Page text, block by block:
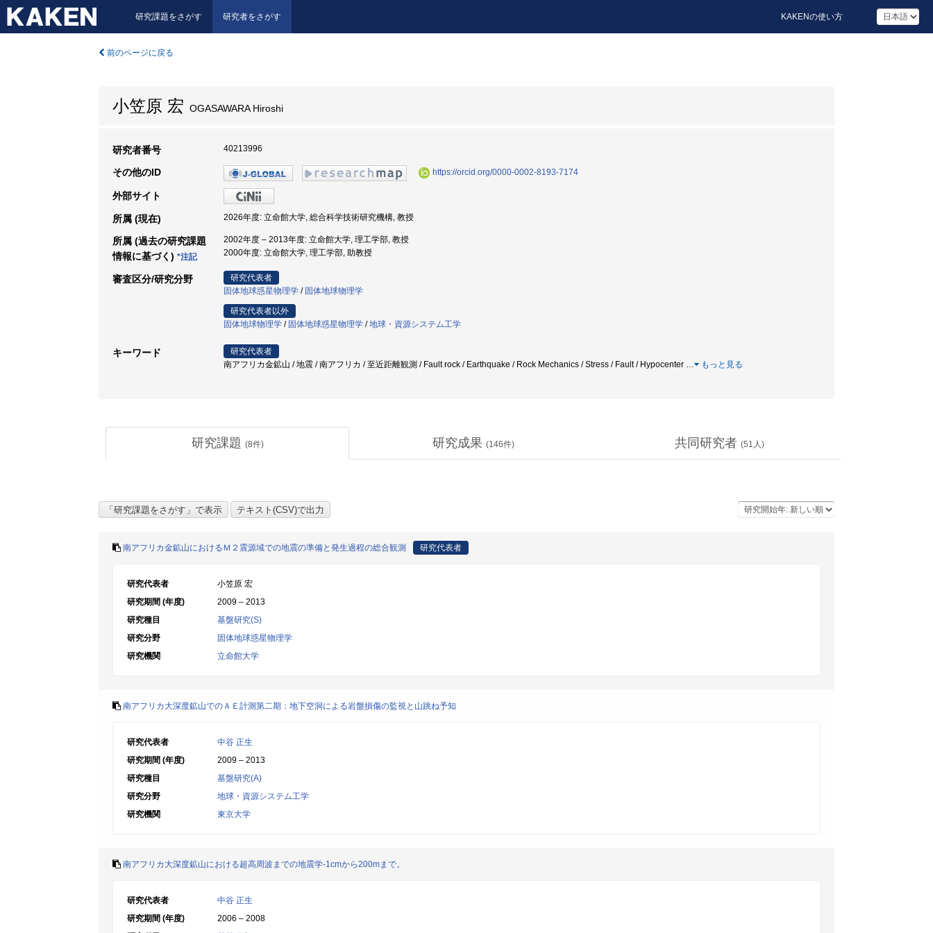
研究課題をさがす 研究者をさがす KAKENの使い方
前のページに戻る
小笠原 宏 OGASAWARA Hiroshi
研究者番号 40213996
その他のID https://orcid.org/0000-0002-8193-7174
外部サイト
所属 (現在) 2026年度: 立命館大学, 総合科学技術研究機構, 教授
所属 (過去の研究課題
情報に基づく) *注記
2002年度 – 2013年度: 立命館大学, 理工学部, 教授
2000年度: 立命館大学, 理工学部, 助教授
審査区分/研究分野
研究代表者
固体地球惑星物理学 / 固体地球物理学
研究代表者以外
固体地球物理学 / 固体地球惑星物理学 /地球・資源システム工学
キーワード
研究代表者
南アフリカ金鉱山 / 地震 / 南アフリカ / 至近距離観測 / Fault rock / Earthquake / Rock Mechanics / Stress / Fault / Hypocenter … もっと見る
研究課題 (8件) 研究成果 (146件) 共同研究者 (51 人)
南アフリカ金鉱山におけるＭ２震源域での地震の準備と発生過程の総合観測 研究代表者
研究代表者
小笠原 宏
研究期間 (年度)
2009 – 2013
研究種目
基盤研究(S)
研究分野
固体地球惑星物理学
研究機関
立命館大学
南アフリカ大深度鉱山でのＡＥ計測第二期：地下空洞による岩盤損傷の監視と山跳ね予知
研究代表者
中谷 正生
研究期間 (年度)
2009 – 2013
研究種目
基盤研究(A)
研究分野
地球・資源システム工学
研究機関
東京大学
南アフリカ大深度鉱山における超高周波までの地震学-1cmから200mまで。
研究代表者
中谷 正生
研究期間 (年度)
2006 – 2008